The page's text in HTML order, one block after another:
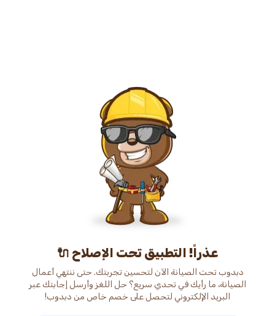
عذراً! التطبيق تحت الإصلاح 🔌
دبدوب تحت الصيانة الآن لتحسين تجربتك. حتى ننتهي أعمال
الصيانة، ما رأيك في تحدي سريع؟ حل اللغز وأرسل إجابتك عبر
البريد الإلكتروني لتحصل على خصم خاص من دبدوب!